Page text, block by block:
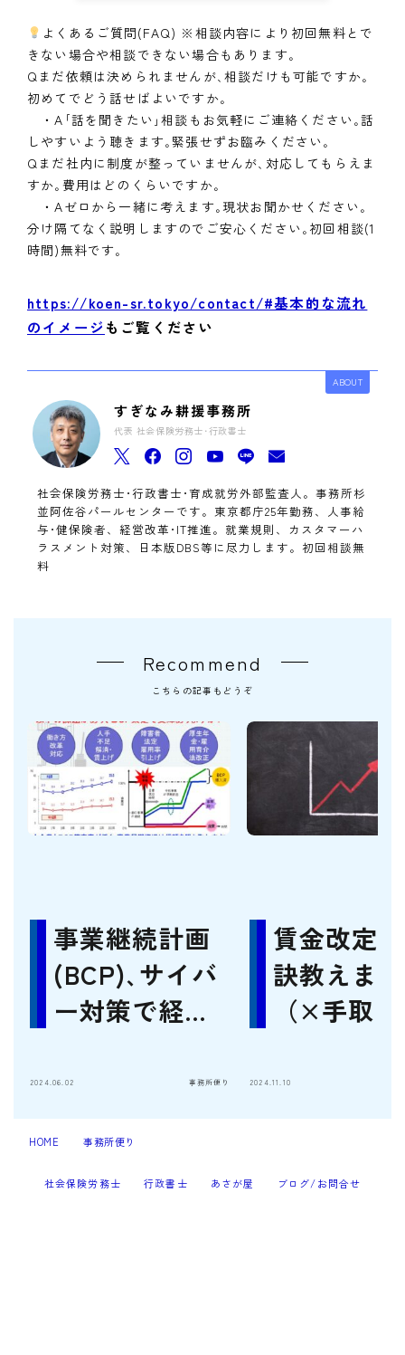
よくあるご質問(FAQ) ※相談内容により初回無料とで
きない場合や相談できない場合もあります｡
Qまだ依頼は決められませんが､相談だけも可能ですか｡
初めてでどう話せばよいですか｡
・A｢話を聞きたい｣相談もお気軽にご連絡ください｡話
しやすいよう聴きます｡緊張せずお臨みください｡
Qまだ社内に制度が整っていませんが､対応してもらえま
すか｡費用はどのくらいですか｡
・Aゼロから一緒に考えます｡現状お聞かせください｡
分け隔てなく説明しますのでご安心ください｡初回相談(1
時間)無料です｡
https://koen-sr.tokyo/contact/#基本的な流れ
のイメージ もご覧ください
ABOUT
すぎなみ耕援事務所
代表 社会保険労務士･行政書士
社会保険労務士･行政書士･育成就労外部監査人。事務所杉
並阿佐谷パールセンターです。東京都庁25年勤務、人事給
与･健保険者、経営改革･IT推進。就業規則、カスタマーハ
ラスメント対策、日本版DBS等に尽力します。初回相談無
料
Recommend
こちらの記事もどうぞ
事業継続計画
(BCP)､サイバ
ー対策で経営
す
2024.06.02 事務所便り
賃金改定
訣教えます
（×手取
2024.11.10
HOME 事務所便り
社会保険労務士 行政書士 あさが屋 ブログ/お問合せ